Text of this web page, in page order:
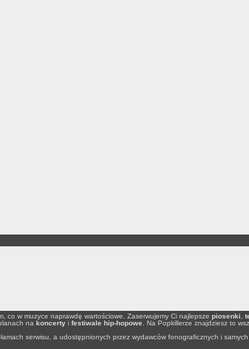
co w muzyce naprawdę wartościowe. Zaserwujemy Ci najlepsze piosenki
na koncerty i festiwale hip-hopowe . Na Popkillerze znajdziesz to
serwisu, a udostępnionych przez wydawców fonograficznych i